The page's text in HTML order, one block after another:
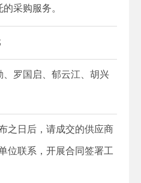
的采购服务。
罗国启、郁云江、胡兴
之日后，请成交的供应商
位联系，开展合同签署工